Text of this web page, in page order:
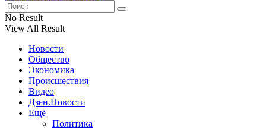
No Result
View All Result
Новости
Общество
Экономика
Происшествия
Видео
Дзен.Новости
Ещё
Политика